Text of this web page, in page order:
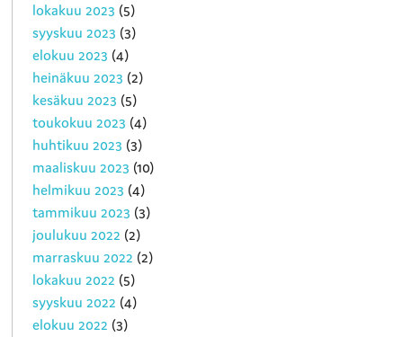
lokakuu 2023 (5)
syyskuu 2023 (3)
elokuu 2023 (4)
heinäkuu 2023 (2)
kesäkuu 2023 (5)
toukokuu 2023 (4)
huhtikuu 2023 (3)
maaliskuu 2023 (10)
helmikuu 2023 (4)
tammikuu 2023 (3)
joulukuu 2022 (2)
marraskuu 2022 (2)
lokakuu 2022 (5)
syyskuu 2022 (4)
elokuu 2022 (3)